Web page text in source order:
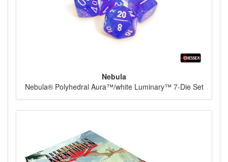
Nebula
Nebula® Polyhedral Aura™/white Luminary™ 7-Die Set